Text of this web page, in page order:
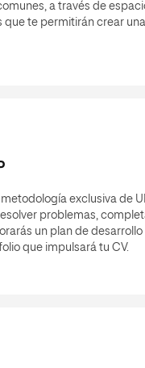
a través de
que te permitirán crear
exclusiva de
problemas,
un plan de desarrollo
que impulsará tu CV.